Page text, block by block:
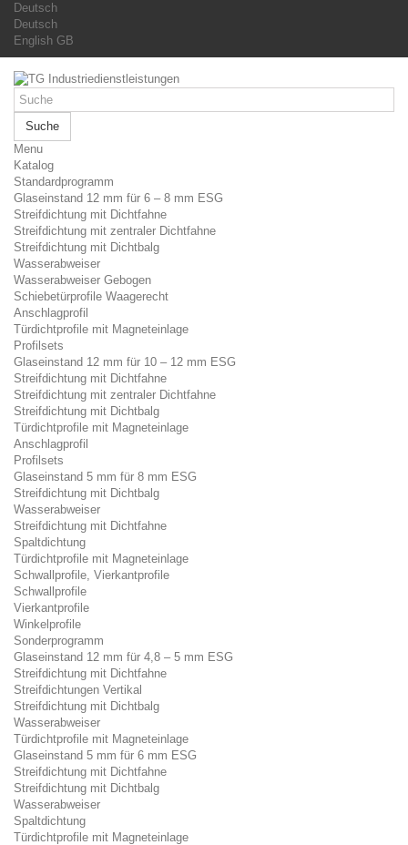
Deutsch
Deutsch
English GB
Suche
Menu
Katalog
Standardprogramm
Glaseinstand 12 mm für 6 – 8 mm ESG
Streifdichtung mit Dichtfahne
Streifdichtung mit zentraler Dichtfahne
Streifdichtung mit Dichtbalg
Wasserabweiser
Wasserabweiser Gebogen
Schiebetürprofile Waagerecht
Anschlagprofil
Türdichtprofile mit Magneteinlage
Profilsets
Glaseinstand 12 mm für 10 – 12 mm ESG
Streifdichtung mit Dichtfahne
Streifdichtung mit zentraler Dichtfahne
Streifdichtung mit Dichtbalg
Türdichtprofile mit Magneteinlage
Anschlagprofil
Profilsets
Glaseinstand 5 mm für 8 mm ESG
Streifdichtung mit Dichtbalg
Wasserabweiser
Streifdichtung mit Dichtfahne
Spaltdichtung
Türdichtprofile mit Magneteinlage
Schwallprofile, Vierkantprofile
Schwallprofile
Vierkantprofile
Winkelprofile
Sonderprogramm
Glaseinstand 12 mm für 4,8 – 5 mm ESG
Streifdichtung mit Dichtfahne
Streifdichtungen Vertikal
Streifdichtung mit Dichtbalg
Wasserabweiser
Türdichtprofile mit Magneteinlage
Glaseinstand 5 mm für 6 mm ESG
Streifdichtung mit Dichtfahne
Streifdichtung mit Dichtbalg
Wasserabweiser
Spaltdichtung
Türdichtprofile mit Magneteinlage